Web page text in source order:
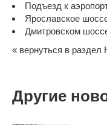
Подъезд к
Ярославское
Дмитровском
« вернуться в раздел
Другие